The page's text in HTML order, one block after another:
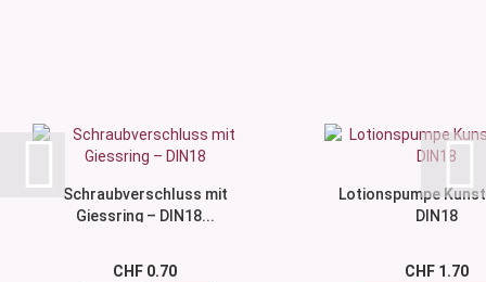
Schraubverschluss mit
Giessring – DIN18...
CHF 0.70
Lotionspumpe
DIN18
CHF 1.70